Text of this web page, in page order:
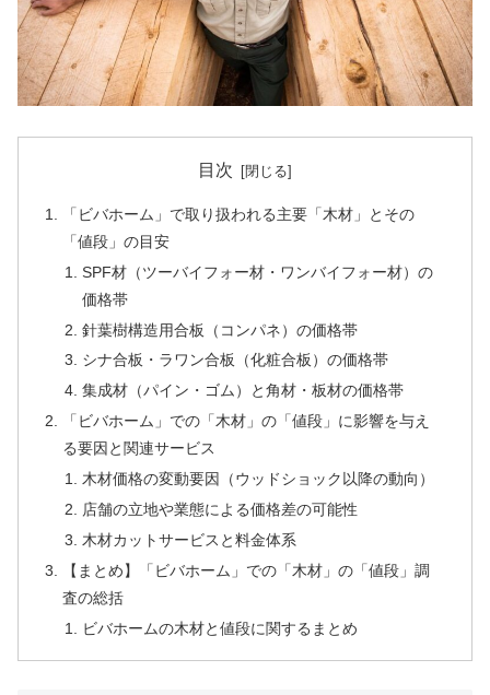
目次
「ビバホーム」で取り扱われる主要「木材」とその
「値段」の目安
SPF材（ツーバイフォー材・ワンバイフォー材）の
価格帯
針葉樹構造用合板（コンパネ）の価格帯
シナ合板・ラワン合板（化粧合板）の価格帯
集成材（パイン・ゴム）と角材・板材の価格帯
「ビバホーム」での「木材」の「値段」に影響を与え
る要因と関連サービス
木材価格の変動要因（ウッドショック以降の動向）
店舗の立地や業態による価格差の可能性
木材カットサービスと料金体系
【まとめ】「ビバホーム」での「木材」の「値段」調
査の総括
ビバホームの木材と値段に関するまとめ